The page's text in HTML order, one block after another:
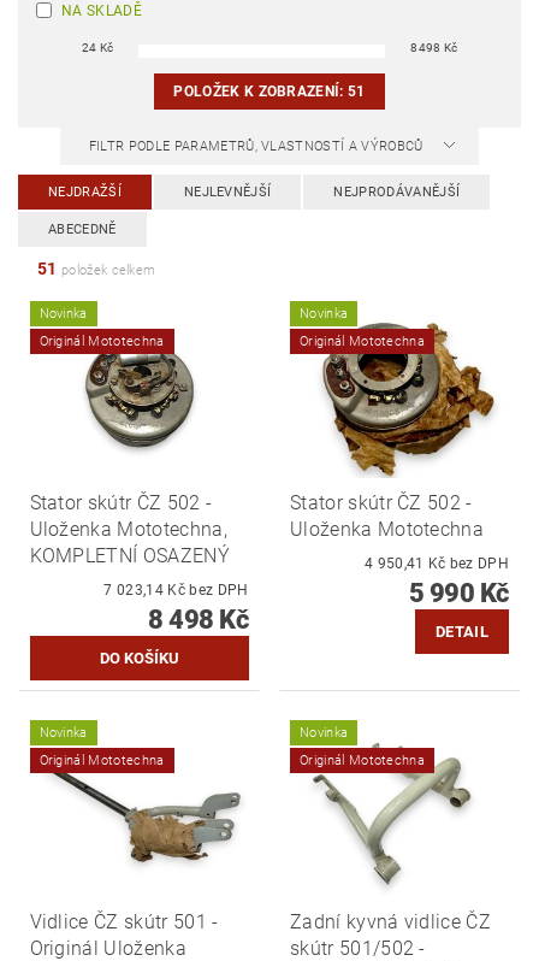
NA SKLADĚ
24 Kč 8498 Kč
POLOŽEK K ZOBRAZENÍ:51
FILTR PODLE PARAMETRŮ, VLASTNOSTÍ A VÝROBCŮ
NEJDRAŽŠÍ NEJLEVNĚJŠÍ NEJPRODÁVANĚJŠÍ
ABECEDNĚ
51 položek celkem
Novinka
Originál Mototechna
Stator skútr ČZ 502 -
Uloženka Mototechna,
KOMPLETNÍ OSAZENÝ
7 023,14 Kč bez DPH
8 498 Kč
Novinka
Originál Mototechna
Stator skútr ČZ 502 -
Uloženka Mototechna
4 950,41 Kč bez DPH
5 990 Kč
DETAIL
Novinka
Originál Mototechna
Vidlice ČZ skútr 501 -
Originál Uloženka
Novinka
Originál Mototechna
Zadní kyvná vidlice ČZ
skútr 501/502 -